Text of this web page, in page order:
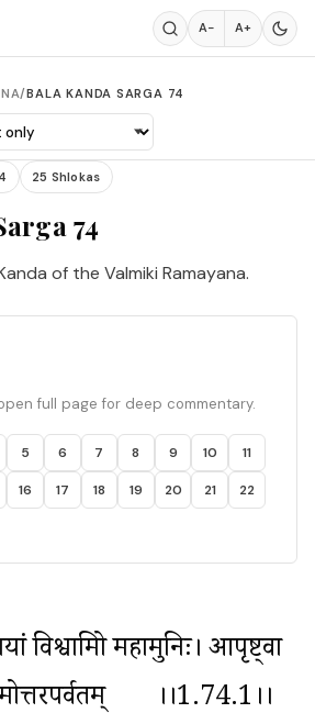
A− A+
/BALA KANDA SARGA 74
25 Shlokas
74
of the Valmiki Ramayana.
full page for deep commentary.
5 6 7 8 9 10 11
16 17 18 19 20 21 22
विश्वामित्रो महामुनिः। आपृष्ट्वा
।।1.74.1।।